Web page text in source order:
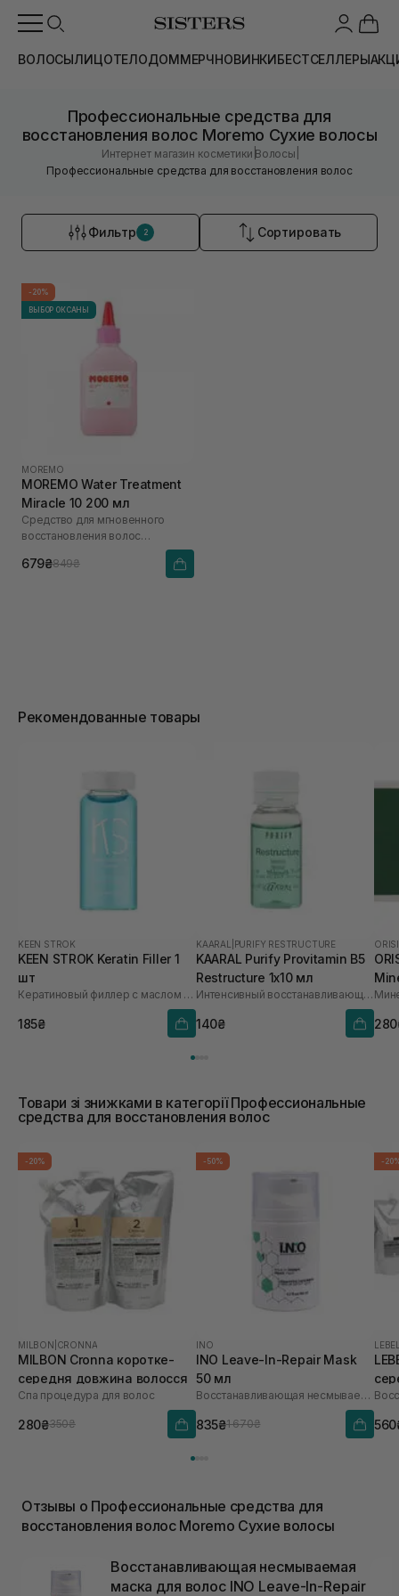
ВОЛОСЫЛИЦОТЕЛОДОММЕРЧНОВИНКИБЕСТСЕЛЛЕРЫ
Профессиональные средства для
восстановления волос Moremo Сухие волосы
Интернет магазин косметики |Волосы
Профессиональные средства для восстановления волос
Фильтр 2 Сортировать
-20%
ВЫБОР ОКСАНЫ
MOREMO
MOREMO Water Treatment
Miracle 10 200 мл
Средство для мгновенного
восстановления волос
679₴849₴
Рекомендованные товары
KEEN STROK
KEEN STROK Keratin Filler 1
шт
Кератиновый филлер с маслом макадамии
185₴
KAARAL PURIFY RESTRUCTURE
KAARAL Purify Provitamin B5
Restructure 1х10 мл
Интенсивный восстанавливающий комплекс с провитамином В5
140₴
Товари зі знижками в категорії Профессиональные
средства для восстановления волос
-20%
MILBON CRONNA
MILBON Cronna коротке-
середня довжина волосся
Спа процедура для волос
280₴350₴
-50%
INO
INO Leave-In-Repair Mask
50 мл
Восстанавливающая несмываемая маска для волос
835₴1 670₴
-
Отзывы о Профессиональные средства для
восстановления волос Moremo Сухие волосы
Восстанавливающая несмываемая
маска для волос INO Leave-In-Repair